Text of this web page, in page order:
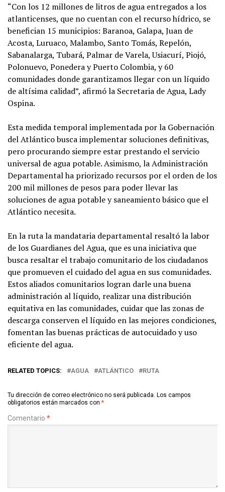
“Con los 12 millones de litros de agua entregados a los
atlanticenses, que no cuentan con el recurso hídrico, se
benefician 15 municipios: Baranoa, Galapa, Juan de
Acosta, Luruaco, Malambo, Santo Tomás, Repelón,
Sabanalarga, Tubará, Palmar de Varela, Usiacurí, Piojó,
Polonuevo, Ponedera y Puerto Colombia, y 60
comunidades donde garantizamos llegar con un líquido
de altísima calidad”, afirmó la Secretaria de Agua, Lady
Ospina.
Esta medida temporal implementada por la Gobernación
del Atlántico busca implementar soluciones definitivas,
pero procurando siempre estar prestando el servicio
universal de agua potable. Asimismo, la Administración
Departamental ha priorizado recursos por el orden de los
200 mil millones de pesos para poder llevar las
soluciones de agua potable y saneamiento básico que el
Atlántico necesita.
En la ruta la mandataria departamental resaltó la labor
de los Guardianes del Agua, que es una iniciativa que
busca resaltar el trabajo comunitario de los ciudadanos
que promueven el cuidado del agua en sus comunidades.
Estos aliados comunitarios logran darle una buena
administración al líquido, realizar una distribución
equitativa en las comunidades, cuidar que las zonas de
descarga conserven el líquido en las mejores condiciones,
fomentan las buenas prácticas de autocuidado y uso
eficiente del agua.
RELATED TOPICS: AGUA ATLÁNTICO RUTA
Tu dirección de correo electrónico no será publicada. Los campos
obligatorios están marcados con *
Comentario *